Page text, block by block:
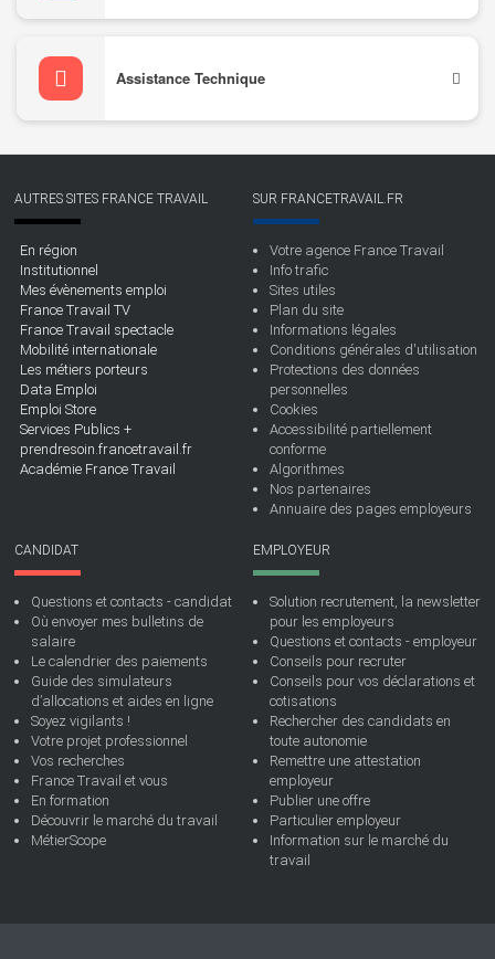
Assistance Technique
AUTRES SITES FRANCE TRAVAIL
En région
Institutionnel
Mes évènements emploi
France Travail TV
France Travail spectacle
Mobilité internationale
Les métiers porteurs
Data Emploi
Emploi Store
Services Publics +
prendresoin.francetravail.fr
Académie France Travail
SUR FRANCETRAVAIL.FR
Votre agence France Travail
Info trafic
Sites utiles
Plan du site
Informations légales
Conditions générales d'utilisation
Protections des données
personnelles
Cookies
Accessibilité partiellement
conforme
Algorithmes
Nos partenaires
Annuaire des pages employeurs
CANDIDAT
Questions et contacts - candidat
Où envoyer mes bulletins de
salaire
Le calendrier des paiements
Guide des simulateurs
d’allocations et aides en ligne
Soyez vigilants !
Votre projet professionnel
Vos recherches
France Travail et vous
En formation
Découvrir le marché du travail
MétierScope
EMPLOYEUR
Solution recrutement, la newsletter
pour les employeurs
Questions et contacts - employeur
Conseils pour recruter
Conseils pour vos déclarations et
cotisations
Rechercher des candidats en
toute autonomie
Remettre une attestation
employeur
Publier une offre
Particulier employeur
Information sur le marché du
travail